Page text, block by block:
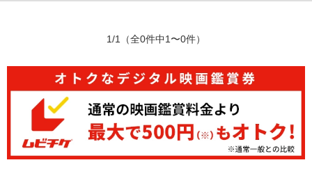
1/1 （全0件中1〜0件）